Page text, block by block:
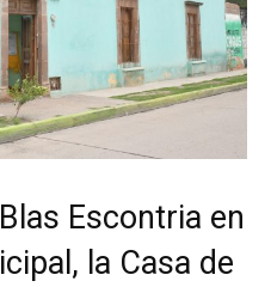
Escontria en
la Casa de